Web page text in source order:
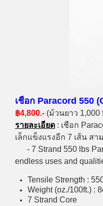
เชือก Paracord 550
฿4,800.- (ม้วนยาว 1,000
รายละเอียด : เชือก
เล็กแข็งแรงอีก 7 เส้น ส
- 7 Strand 550 lbs
endless uses and
Tensile Strength :
Weight (oz./100ft.) :
7 Strand Core